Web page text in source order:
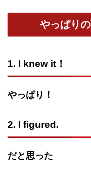
やっぱり
1. I knew it！
やっぱり！
2. I figured.
だと思った